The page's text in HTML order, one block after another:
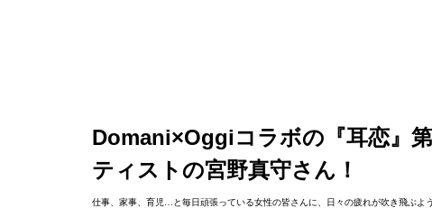
Domani×Oggiコラボの『耳恋』
ティストの宮野真守さん！
仕事、家事、育児…と毎日頑張っている女性の皆さんに、日々の疲れが吹き飛ぶよ